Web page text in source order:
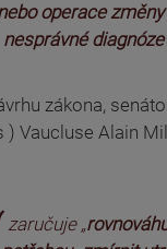
operace
nesprávné diagnóze
zákona,
) Vaucluse Alain
zaručuje „